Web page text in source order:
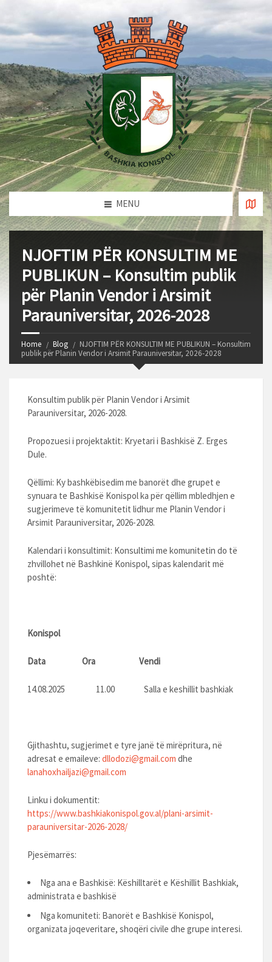
MENU
NJOFTIM PËR KONSULTIM ME
PUBLIKUN – Konsultim publik
për Planin Vendor i Arsimit
Parauniversitar, 2026-2028
Home Blog
NJOFTIM PËR KONSULTIM ME PUBLIKUN – Konsultim
publik për Planin Vendor i Arsimit Parauniversitar, 2026-2028
Konsultim publik për Planin Vendor i Arsimit
Parauniversitar, 2026-2028.
Propozuesi i projektaktit: Kryetari i Bashkisë Z. Erges
Dule.
Qëllimi: Ky bashkëbisedim me banorët dhe grupet e
synuara te Bashkisë Konispol ka për qëllim mbledhjen e
sugjerimeve të komunitetit lidhur me Planin Vendor i
Arsimit Parauniversitar, 2026-2028.
Kalendari i konsultimit: Konsultimi me komunitetin do të
zhvillohet në Bashkinë Konispol, sipas kalendarit më
poshtë:
Konispol
Data Ora Vendi
14.08.2025 11.00 Salla e keshillit bashkiak
Gjithashtu, sugjerimet e tyre janë të mirëpritura, në
adresat e emaileve: dllodozi@gmail.com dhe
lanahoxhailjazi@gmail.com
Linku i dokumentit:
https://www.bashkiakonispol.gov.al/plani-arsimit-
parauniversitar-2026-2028/
Pjesëmarrës:
Nga ana e Bashkisë: Këshilltarët e Këshillit Bashkiak,
administrata e bashkisë
Nga komuniteti: Banorët e Bashkisë Konispol,
organizata joqeveritare, shoqëri civile dhe grupe interesi.